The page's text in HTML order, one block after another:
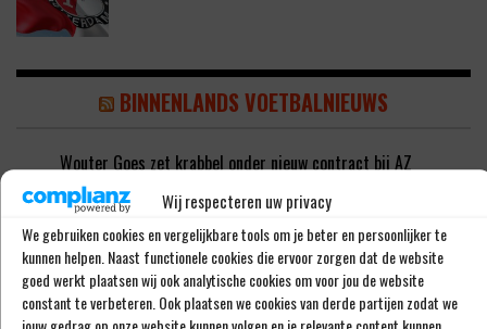
Wij respecteren uw privacy
We gebruiken cookies en vergelijkbare tools om je beter en persoonlijker te
kunnen helpen. Naast functionele cookies die ervoor zorgen dat de website
goed werkt plaatsen wij ook analytische cookies om voor jou de website
constant te verbeteren. Ook plaatsen we cookies van derde partijen zodat we
BINNENLANDS VOETBALNIEUWS
Wouter Goes zet krabbel onder nieuw contract bij AZ
Wie is Jan Virgili? De aanvaller die bij Ajax op de radar staat
‘Sunderland aast op de handtekening van Ernst Poku’
‘Ajax wil nog vijf nieuwe spelers halen’
‘PSV meldt zich in Alkmaar voor 24-jarige Troy Parrott’